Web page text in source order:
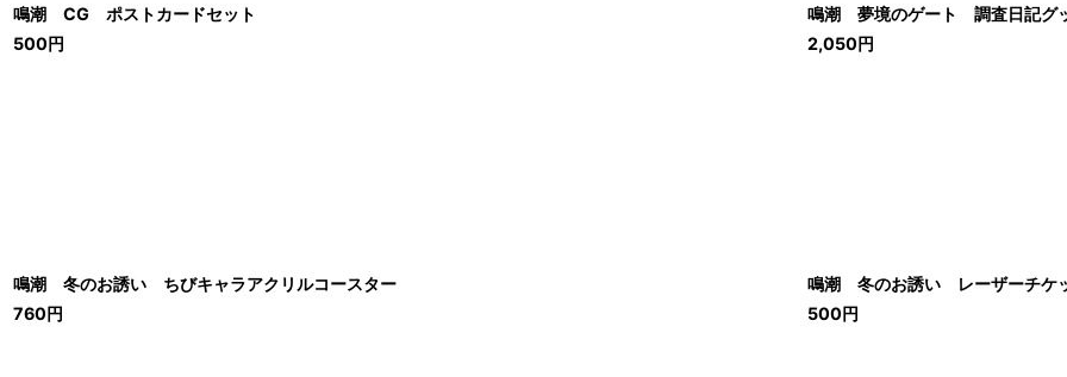
鳴潮 CG ポストカードセット
500円
鳴潮 夢境のゲート 調査日記グ
2,050円
鳴潮 冬のお誘い ちびキャラアクリルコースター
760円
鳴潮 冬のお誘い レーザーチケ
500円